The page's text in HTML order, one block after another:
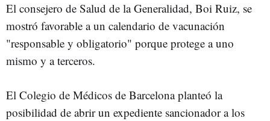
El consejero de Salud de la Generalidad, Boi Ruiz, se
mostró favorable a un calendario de vacunación
"responsable y obligatorio" porque protege a uno
mismo y a terceros.
El Colegio de Médicos de Barcelona planteó la
posibilidad de abrir un expediente sancionador a los